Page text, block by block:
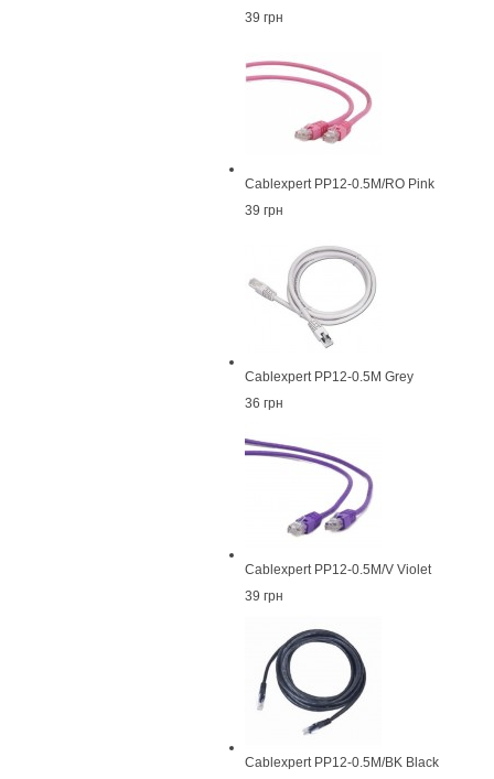
39 грн
Cablexpert PP12-0.5M/RO Pink
39 грн
Cablexpert PP12-0.5M Grey
36 грн
Cablexpert PP12-0.5M/V Violet
39 грн
Cablexpert PP12-0.5M/BK Black